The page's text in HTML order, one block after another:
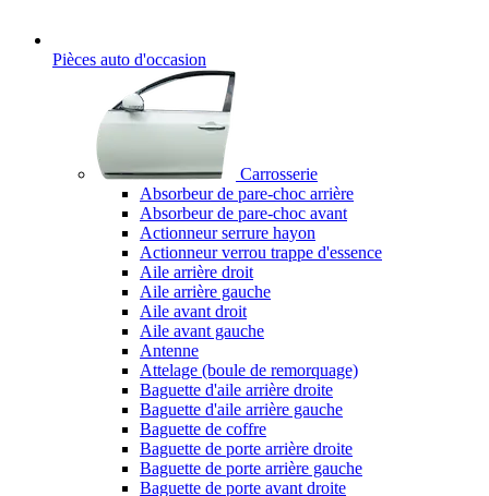
Pièces auto d'occasion
Carrosserie
Absorbeur de pare-choc arrière
Absorbeur de pare-choc avant
Actionneur serrure hayon
Actionneur verrou trappe d'essence
Aile arrière droit
Aile arrière gauche
Aile avant droit
Aile avant gauche
Antenne
Attelage (boule de remorquage)
Baguette d'aile arrière droite
Baguette d'aile arrière gauche
Baguette de coffre
Baguette de porte arrière droite
Baguette de porte arrière gauche
Baguette de porte avant droite